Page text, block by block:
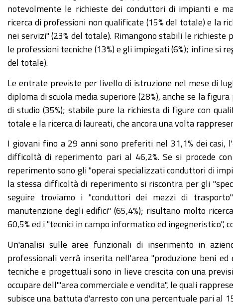
notevolmente le richieste dei conduttori di impianti e
ricerca di professioni non qualificate (15% del totale) e la
nei servizi" (23% del totale). Rimangono stabili le
le professioni tecniche (13%) e gli impiegati (6%); infine si
del totale).
Le entrate previste per livello di istruzione nel mese di
diploma di scuola media superiore (28%), anche se la
di studio (35%); stabile pure la richiesta di figure con
totale e la ricerca di laureati, che ancora una volta
I giovani fino a 29 anni sono preferiti nel 31,1% dei
difficoltà di reperimento pari al 46,2%. Se si procede
reperimento sono gli "operai specializzati conduttori di
la stessa difficoltà di reperimento si riscontra per gli
seguire troviamo i "conduttori dei mezzi di
manutenzione degli edifici" (65,4%); risultano molto
60,5% ed i "tecnici in campo informatico ed ingegneristico",
Un'analisi sulle aree funzionali di inserimento in
professionali verrà inserita nell'area "produzione beni
tecniche e progettuali sono in lieve crescita con una
occupare dell'"area commerciale e vendita", le quali
subisce una battuta d'arresto con una percentuale pari al